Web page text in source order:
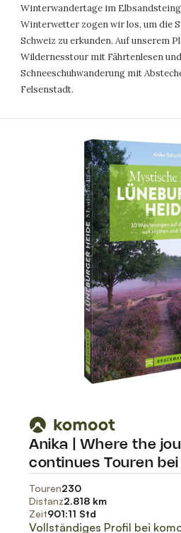
Winterwandertage im
Winterwetter zogen wir los, um die
Schweiz zu erkunden. Auf unserem
Wildernesstour mit Fährtenlesen
Schneeschuhwanderung mit
Felsenstadt.